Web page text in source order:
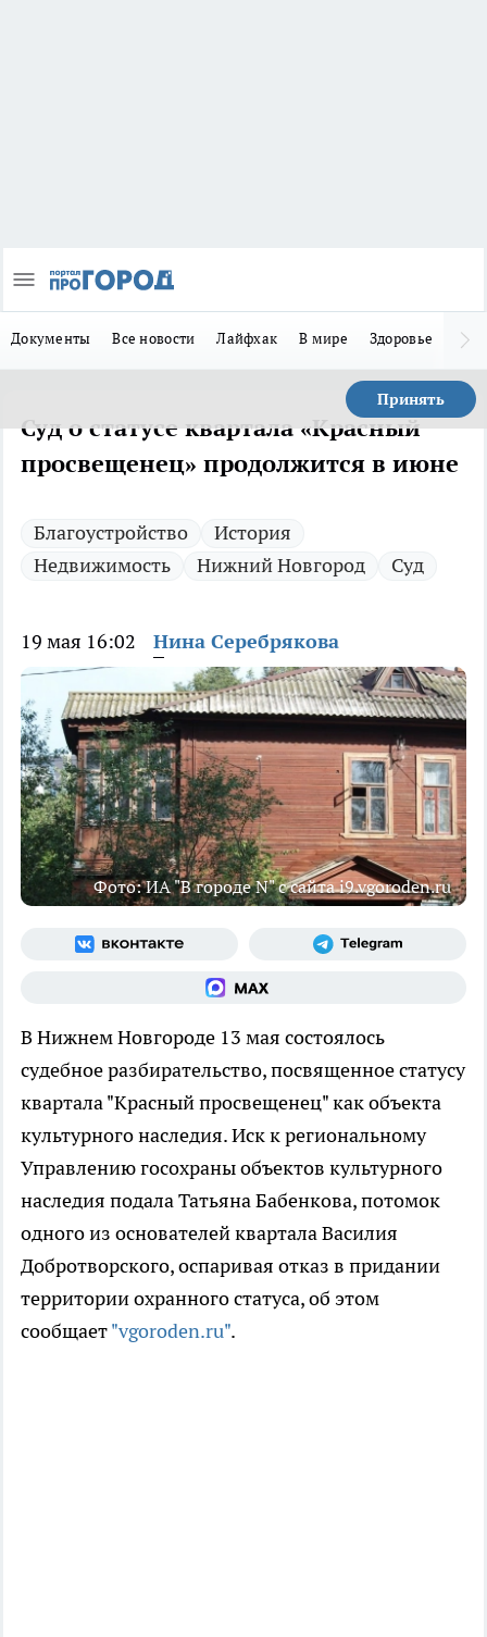
Документы Все новости Лайфхак В мире Здоровье
Принять
Суд о статусе квартала «Красный
просвещенец» продолжится в июне
Благоустройство
История
Недвижимость
Нижний Новгород Суд
19 мая 16:02 Нина Серебрякова
Фото: ИА "В городе N" с сайта i9.vgoroden.ru
В Нижнем Новгороде 13 мая состоялось
судебное разбирательство, посвященное статусу
квартала "Красный просвещенец" как объекта
культурного наследия. Иск к региональному
Управлению госохраны объектов культурного
наследия подала Татьяна Бабенкова, потомок
одного из основателей квартала Василия
Добротворского, оспаривая отказ в придании
территории охранного статуса, об этом
сообщает"vgoroden.ru".